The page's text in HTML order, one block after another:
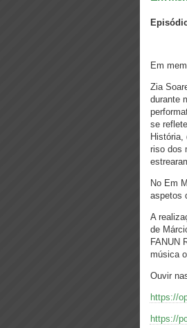
Em
Zia
durante
se
riso dos
No Em
aspetos
A
de
FANUN
música
Ouvir
https://
https://